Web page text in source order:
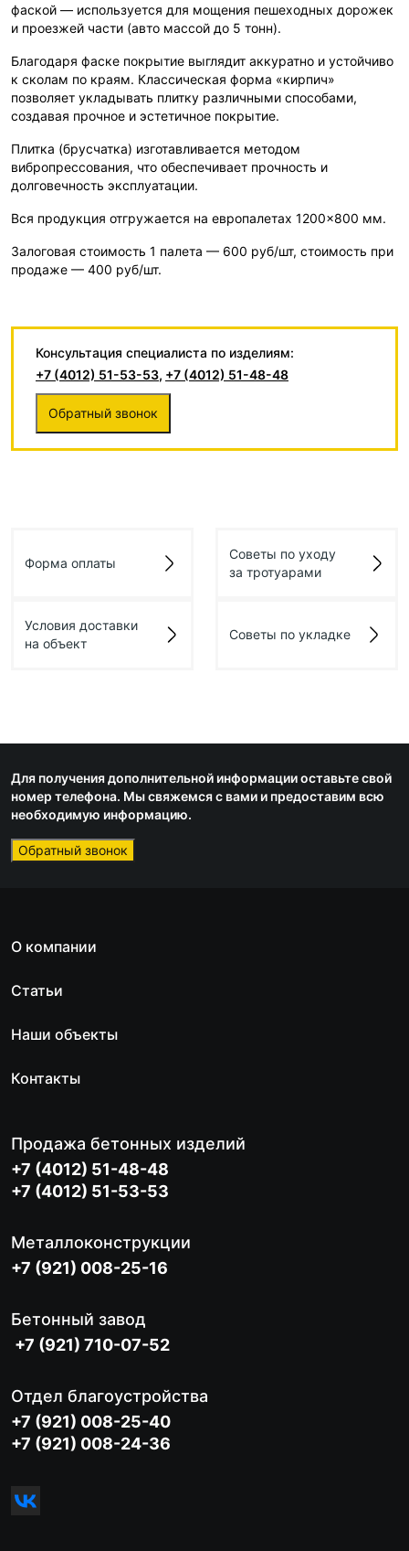
фаской — используется для мощения пешеходных дорожек
и проезжей части (авто массой до 5 тонн).
Благодаря фаске покрытие выглядит аккуратно и устойчиво
к сколам по краям. Классическая форма «кирпич»
позволяет укладывать плитку различными способами,
создавая прочное и эстетичное покрытие.
Плитка (брусчатка) изготавливается методом
вибропрессования, что обеспечивает прочность и
долговечность эксплуатации.
Вся продукция отгружается на европалетах 1200×800 мм.
Залоговая стоимость 1 палета — 600 руб/шт, стоимость при
продаже — 400 руб/шт.
Консультация специалиста по изделиям:
+7 (4012) 51-53-53, +7 (4012) 51-48-48
Обратный звонок
Форма оплаты
Советы по уходу
за тротуарами
Условия доставки
на объект
Советы по укладке
Для получения дополнительной информации оставьте свой
номер телефона. Мы свяжемся с вами и предоставим всю
необходимую информацию.
Обратный звонок
О компании
Статьи
Наши объекты
Контакты
Продажа бетонных изделий
+7 (4012) 51-48-48
+7 (4012) 51-53-53
Металлоконструкции
+7 (921) 008-25-16
Бетонный завод
+7 (921) 710-07-52
Отдел благоустройства
+7 (921) 008-25-40
+7 (921) 008-24-36